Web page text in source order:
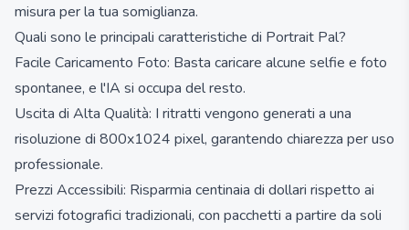
misura per la tua somiglianza.
Quali sono le principali caratteristiche di Portrait Pal?
Facile Caricamento Foto: Basta caricare alcune selfie e foto
spontanee, e l'IA si occupa del resto.
Uscita di Alta Qualità: I ritratti vengono generati a una
risoluzione di 800x1024 pixel, garantendo chiarezza per uso
professionale.
Prezzi Accessibili: Risparmia centinaia di dollari rispetto ai
servizi fotografici tradizionali, con pacchetti a partire da soli